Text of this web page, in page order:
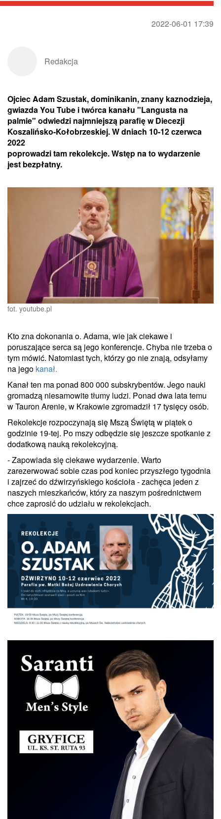
2022-06-01 17:39
Redakcja
Ojciec Adam Szustak, dominikanin, znany kaznodzieja,
gwiazda You Tube i twórca kanału "Langusta na
palmie" odwiedzi najmniejszą parafię w Diecezji
Koszalińsko-Kołobrzeskiej. W dniach 10-12 czerwca
2022
poprowadzi tam rekolekcje. Wstęp na to wydarzenie
jest bezpłatny.
fot. youtube.pl
Kto zna dokonania o. Adama, wie jak ciekawe i
poruszające serca są jego konferencje. Chyba nie trzeba o
tym mówić. Natomiast tych, którzy go nie znają, odsyłamy
na jego kanał.
Kanał ten ma ponad 800 000 subskrybentów. Jego nauki
gromadzą niesamowite tłumy ludzi. Ponad dwa lata temu
w Tauron Arenie, w Krakowie zgromadził 17 tysięcy osób.
Rekolekcje rozpoczynają się Mszą Świętą w piątek o
godzinie 19-tej. Po mszy odbędzie się jeszcze spotkanie z
dodatkową nauką rekolekcyjną.
- Zapowiada się ciekawe wydarzenie. Warto
zarezerwować sobie czas pod koniec przyszłego tygodnia
i zajrzeć do dźwirzyńskiego kościoła - zachęca jeden z
naszych mieszkańców, który za naszym pośrednictwem
chce zaprosić do udziału w rekolekcjach.